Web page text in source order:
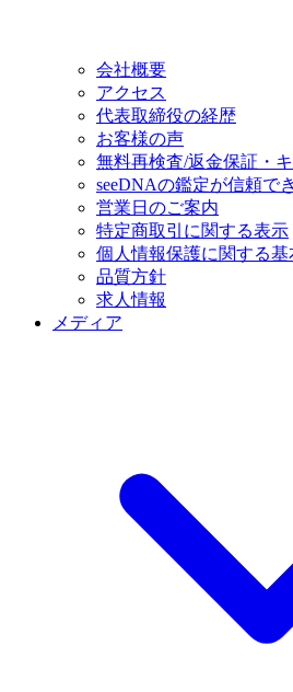
会社概要
アクセス
代表取締役の経歴
お客様の声
無料再検査/返金保証・
seeDNAの鑑定が信頼で
営業日のご案内
特定商取引に関する表示
個人情報保護に関する基
品質方針
求人情報
メディア